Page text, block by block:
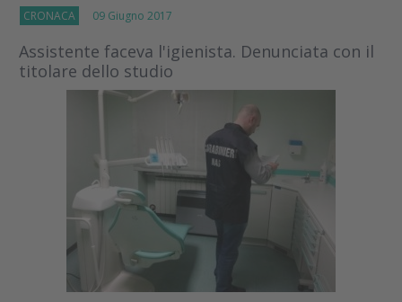
CRONACA 09 Giugno 2017
Assistente faceva l'igienista. Denunciata con il
titolare dello studio